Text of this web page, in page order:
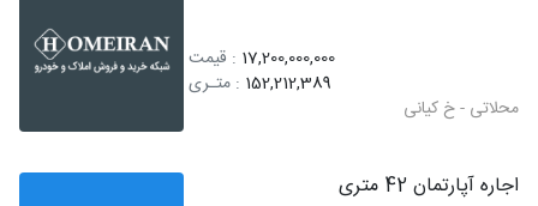
17,200,000,000 : قیمت
152,212,389 : متـری
محلاتی - خ کیانی
اجاره آپارتمان 42 متری